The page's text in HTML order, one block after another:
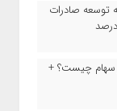
توسعه صادرات
سهام چیست؟ +